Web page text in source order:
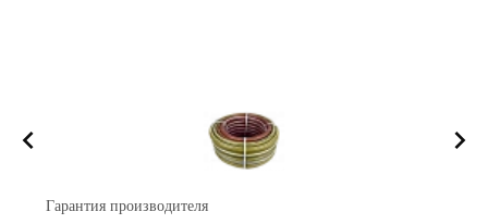
Гарантия производителя